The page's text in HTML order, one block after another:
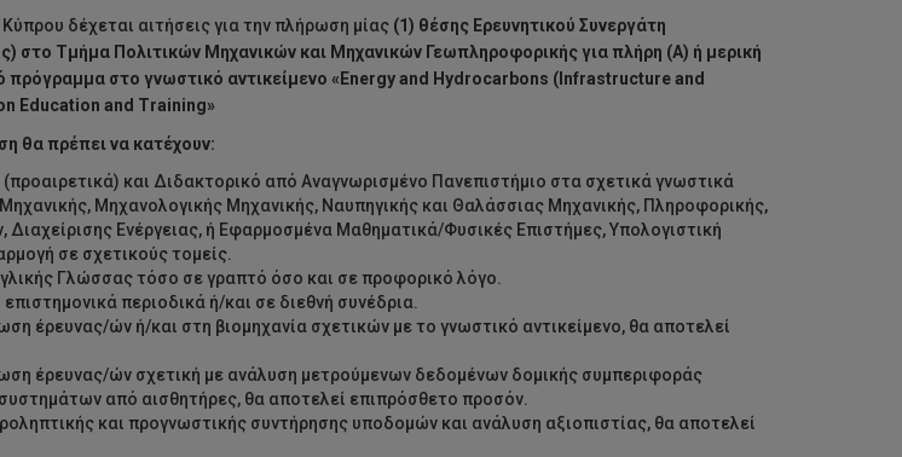
δέχεται αιτήσεις για την πλήρωση μίας (1) θέσης Ερευνητικού Συνεργάτη
στο Τμήμα Πολιτικών Μηχανικών και Μηχανικών Γεωπληροφορικής για πλήρη (Α) ή μερική
πρόγραμμα στο γνωστικό αντικείμενο «Energy and Hydrocarbons (Infrastructure and
Education and Training»
θα πρέπει να κατέχουν:
και Διδακτορικό από Αναγνωρισμένο Πανεπιστήμιο στα σχετικά γνωστικά
Μηχανικής, Μηχανολογικής Μηχανικής, Ναυπηγικής και Θαλάσσιας Μηχανικής, Πληροφορικής,
Διαχείρισης Ενέργειας, ή Εφαρμοσμένα Μαθηματικά/Φυσικές Επιστήμες, Υπολογιστική
σε σχετικούς τομείς.
Γλώσσας τόσο σε γραπτό όσο και σε προφορικό λόγο.
περιοδικά ή/και σε διεθνή συνέδρια.
έρευνας/ών ή/και στη βιομηχανία σχετικών με το γνωστικό αντικείμενο, θα αποτελεί
έρευνας/ών σχετική με ανάλυση μετρούμενων δεδομένων δομικής συμπεριφοράς
από αισθητήρες, θα αποτελεί επιπρόσθετο προσόν.
και προγνωστικής συντήρησης υποδομών και ανάλυση αξιοπιστίας, θα αποτελεί